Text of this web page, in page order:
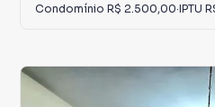
Condomínio R$ 2.500,00·IPTU